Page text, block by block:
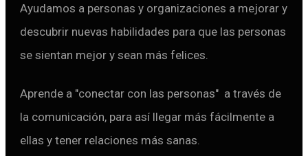
Ayudamos a personas y organizaciones a mejorar y
descubrir nuevas habilidades para que las personas
se sientan mejor y sean más felices.
Aprende a "conectar con las personas" a través de
la comunicación, para así llegar más fácilmente a
ellas y tener relaciones más sanas.